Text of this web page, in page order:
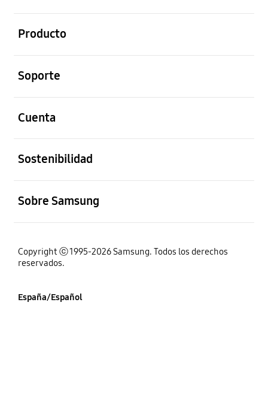
Producto
Soporte
Cuenta
Sostenibilidad
Sobre Samsung
Copyright ⓒ 1995-2026 Samsung. Todos los derechos
reservados.
España/Español